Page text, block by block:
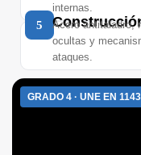
internas.
5
Acero antitaladro,
ocultas y
ataques.
GRADO 4 · UNE EN